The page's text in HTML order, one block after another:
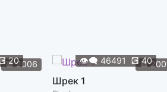
📆2006
20 📆
👁️‍🗨️ 46491 💽40
Шрек 1